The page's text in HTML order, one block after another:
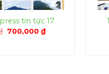
tin tức 17
Giá
700,000₫Giá